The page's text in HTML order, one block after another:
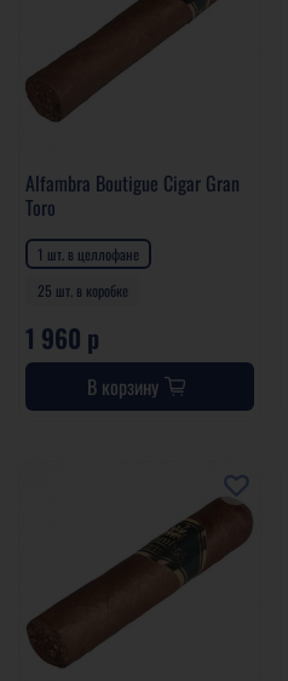
Alfambra Boutigue Cigar Gran
Toro
1 шт. в целлофане
25 шт. в коробке
1 960 р
В корзину